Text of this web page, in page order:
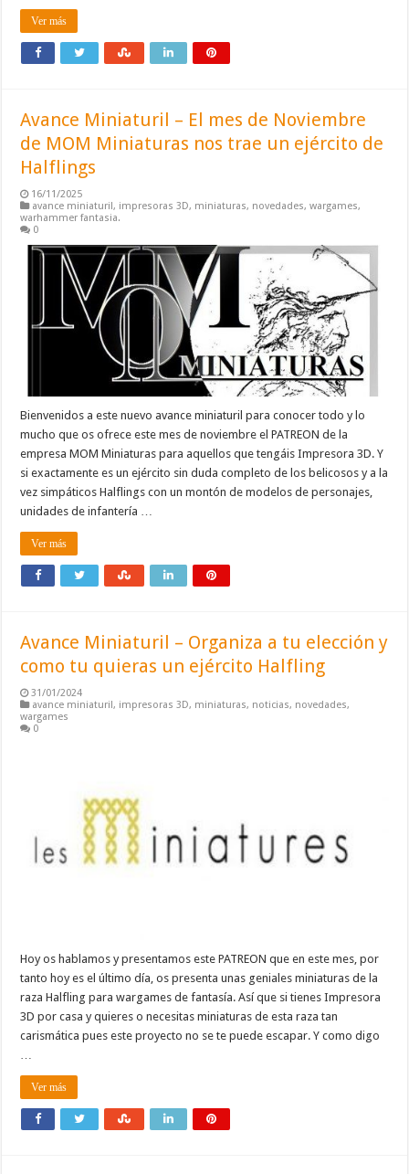
Ver más
Avance Miniaturil – El mes de Noviembre
de MOM Miniaturas nos trae un ejército de
Halflings
16/11/2025
avance miniaturil, impresoras 3D, miniaturas, novedades,wargames,
warhammer fantasia.
0
Bienvenidos a este nuevo avance miniaturil para conocer todo y lo
mucho que os ofrece este mes de noviembre el PATREON de la
empresa MOM Miniaturas para aquellos que tengáis Impresora 3D. Y
si exactamente es un ejército sin duda completo de los belicosos y a la
vez simpáticos Halflings con un montón de modelos de personajes,
unidades de infantería …
Ver más
Avance Miniaturil – Organiza a tu elección y
como tu quieras un ejército Halfling
31/01/2024
avance miniaturil, impresoras 3D, miniaturas, noticias, novedades,
wargames
0
Hoy os hablamos y presentamos este PATREON que en este mes, por
tanto hoy es el último día, os presenta unas geniales miniaturas de la
raza Halfling para wargames de fantasía. Así que si tienes Impresora
3D por casa y quieres o necesitas miniaturas de esta raza tan
carismática pues este proyecto no se te puede escapar. Y como digo
…
Ver más